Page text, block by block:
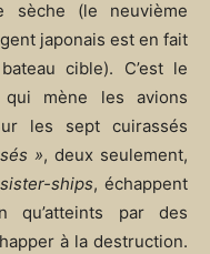
sèche (le neuvième
japonais est en fait
cible). C’est le
mène les avions
les sept cuirassés
», deux seulement,
sister-ships, échappent
qu’atteints par des
à la destruction.